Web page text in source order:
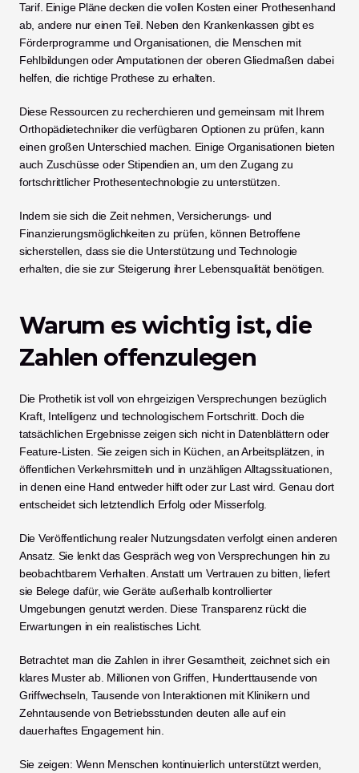
Tarif. Einige Pläne decken die vollen Kosten einer Prothesenhand
ab, andere nur einen Teil. Neben den Krankenkassen gibt es
Förderprogramme und Organisationen, die Menschen mit
Fehlbildungen oder Amputationen der oberen Gliedmaßen dabei
helfen, die richtige Prothese zu erhalten.
Diese Ressourcen zu recherchieren und gemeinsam mit Ihrem
Orthopädietechniker die verfügbaren Optionen zu prüfen, kann
einen großen Unterschied machen. Einige Organisationen bieten
auch Zuschüsse oder Stipendien an, um den Zugang zu
fortschrittlicher Prothesentechnologie zu unterstützen.
Indem sie sich die Zeit nehmen, Versicherungs- und
Finanzierungsmöglichkeiten zu prüfen, können Betroffene
sicherstellen, dass sie die Unterstützung und Technologie
erhalten, die sie zur Steigerung ihrer Lebensqualität benötigen.
Warum es wichtig ist, die
Zahlen offenzulegen
Die Prothetik ist voll von ehrgeizigen Versprechungen bezüglich
Kraft, Intelligenz und technologischem Fortschritt. Doch die
tatsächlichen Ergebnisse zeigen sich nicht in Datenblättern oder
Feature-Listen. Sie zeigen sich in Küchen, an Arbeitsplätzen, in
öffentlichen Verkehrsmitteln und in unzähligen Alltagssituationen,
in denen eine Hand entweder hilft oder zur Last wird. Genau dort
entscheidet sich letztendlich Erfolg oder Misserfolg.
Die Veröffentlichung realer Nutzungsdaten verfolgt einen anderen
Ansatz. Sie lenkt das Gespräch weg von Versprechungen hin zu
beobachtbarem Verhalten. Anstatt um Vertrauen zu bitten, liefert
sie Belege dafür, wie Geräte außerhalb kontrollierter
Umgebungen genutzt werden. Diese Transparenz rückt die
Erwartungen in ein realistisches Licht.
Betrachtet man die Zahlen in ihrer Gesamtheit, zeichnet sich ein
klares Muster ab. Millionen von Griffen, Hunderttausende von
Griffwechseln, Tausende von Interaktionen mit Klinikern und
Zehntausende von Betriebsstunden deuten alle auf ein
dauerhaftes Engagement hin.
Sie zeigen: Wenn Menschen kontinuierlich unterstützt werden,